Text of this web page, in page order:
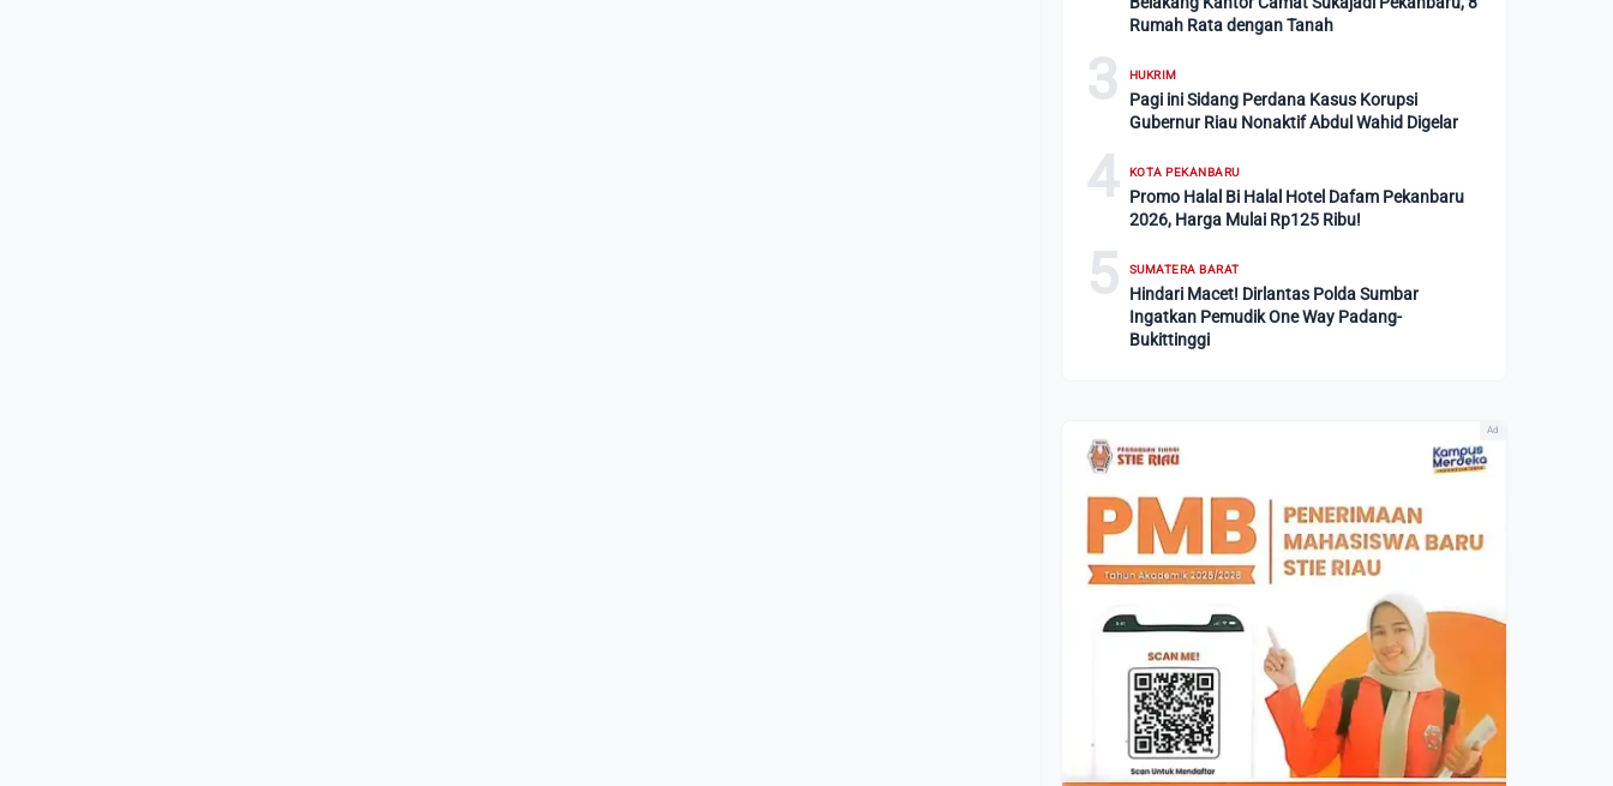
Rumah Rata dengan Tanah
3 HUKRIM
Pagi ini Sidang Perdana Kasus Korupsi
Gubernur Riau Nonaktif Abdul Wahid Digelar
4 KOTA PEKANBARU
Promo Halal Bi Halal Hotel Dafam Pekanbaru
2026, Harga Mulai Rp125 Ribu!
5 SUMATERA BARAT
Hindari Macet! Dirlantas Polda Sumbar
Ingatkan Pemudik One Way Padang-
Bukittinggi
Ad